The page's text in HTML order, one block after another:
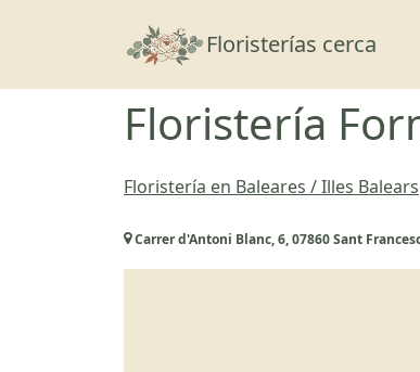
Floristerías cerca
Floristería
Floristería en Baleares / Illes Balears
Carrer d'Antoni Blanc, 6, 07860 Sant